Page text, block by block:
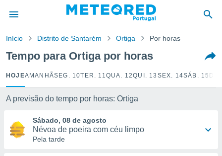
da
foi
as
fornecidas
Início Distrito de Santarém Ortiga Por horas
Tempo para Ortiga por horas
HOJEAMANHÃSEG. 10TER. 11QUA. 12QUI. 13 SEX. 14SÁB. 15
A previsão do tempo por horas: Ortiga
Sábado, 08 de agosto
Névoa de poeira com céu limpo
Pela tarde